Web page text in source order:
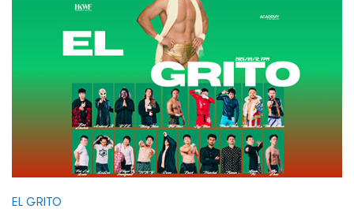
EL GRITO